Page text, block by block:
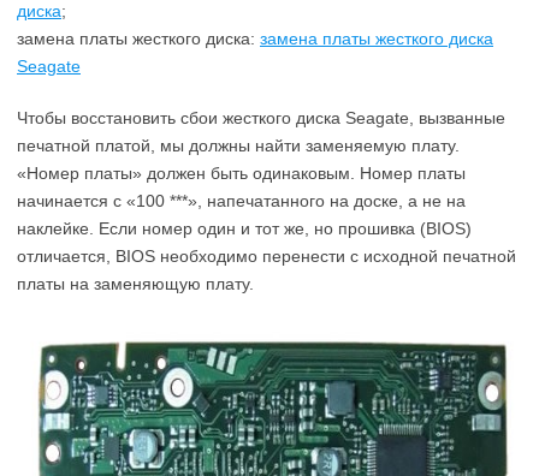
диска;
замена платы жесткого диска: замена платы жесткого диска
Seagate
Чтобы восстановить сбои жесткого диска Seagate, вызванные
печатной платой, мы должны найти заменяемую плату.
«Номер платы» должен быть одинаковым. Номер платы
начинается с «100 ***», напечатанного на доске, а не на
наклейке. Если номер один и тот же, но прошивка (BIOS)
отличается, BIOS необходимо перенести с исходной печатной
платы на заменяющую плату.